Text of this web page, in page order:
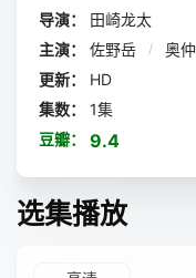
《假面骑
在泽芽市
决斗正在如火如荼地
出现了。混乱中，葛
另一个世界。在那里
式武将麾下
Wizard也参与
导演：
田崎龙太
主演：
佐野岳 / 奥
更新：
HD
集数：
1集
豆瓣：
9.4
选集播放